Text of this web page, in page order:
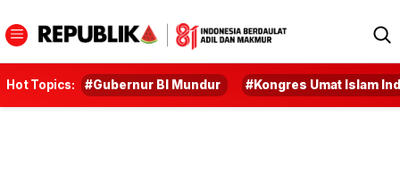
Hot Topics: #Gubernur BI Mundur #Kongres Umat Islam